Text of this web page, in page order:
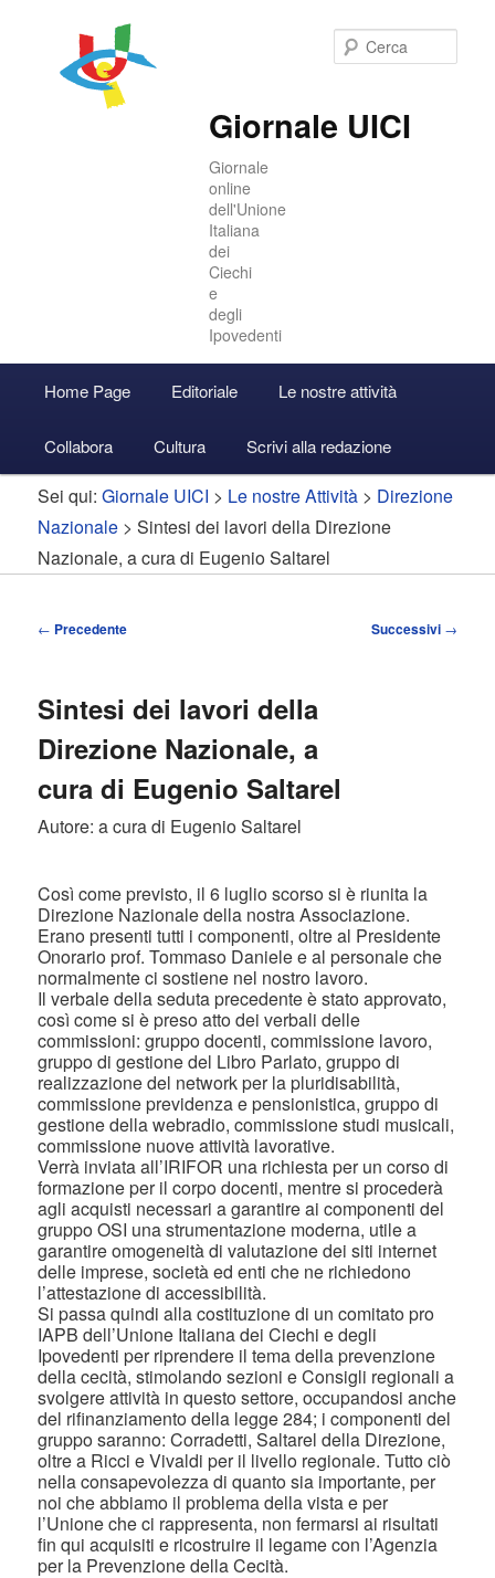
Giornale UICI
Giornale
online
dell'Unione
Italiana
dei
Ciechi
e
degli
Ipovedenti
principale
Vai
al
contenuto
principale
Vai
al
contenuto
secondario
Accedi
Home Page Editoriale Le nostre attività
Collabora Cultura Scrivi alla redazione
Sei qui:Giornale UICI > Le nostre Attività > Direzione
Nazionale > Sintesi dei lavori della Direzione
Nazionale, a cura di Eugenio Saltarel
Navigazione
← Precedente Successivi →
Sintesi dei lavori della
Direzione Nazionale, a
cura di Eugenio Saltarel
Autore: a cura di Eugenio Saltarel
Così come previsto, il 6 luglio scorso si è riunita la
Direzione Nazionale della nostra Associazione.
Erano presenti tutti i componenti, oltre al Presidente
Onorario prof. Tommaso Daniele e al personale che
normalmente ci sostiene nel nostro lavoro.
Il verbale della seduta precedente è stato approvato,
così come si è preso atto dei verbali delle
commissioni: gruppo docenti, commissione lavoro,
gruppo di gestione del Libro Parlato, gruppo di
realizzazione del network per la pluridisabilità,
commissione previdenza e pensionistica, gruppo di
gestione della webradio, commissione studi musicali,
commissione nuove attività lavorative.
Verrà inviata all’IRIFOR una richiesta per un corso di
formazione per il corpo docenti, mentre si procederà
agli acquisti necessari a garantire ai componenti del
gruppo OSI una strumentazione moderna, utile a
garantire omogeneità di valutazione dei siti internet
delle imprese, società ed enti che ne richiedono
l’attestazione di accessibilità.
Si passa quindi alla costituzione di un comitato pro
IAPB dell’Unione Italiana dei Ciechi e degli
Ipovedenti per riprendere il tema della prevenzione
della cecità, stimolando sezioni e Consigli regionali a
svolgere attività in questo settore, occupandosi anche
del rifinanziamento della legge 284; i componenti del
gruppo saranno: Corradetti, Saltarel della Direzione,
oltre a Ricci e Vivaldi per il livello regionale. Tutto ciò
nella consapevolezza di quanto sia importante, per
noi che abbiamo il problema della vista e per
l’Unione che ci rappresenta, non fermarsi ai risultati
fin qui acquisiti e ricostruire il legame con l’Agenzia
per la Prevenzione della Cecità.